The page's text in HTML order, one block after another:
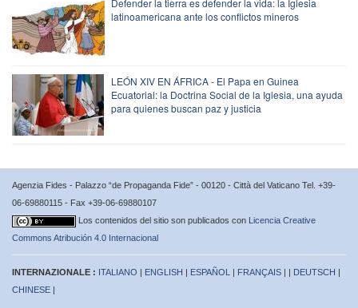
Defender la tierra es defender la vida: la Iglesia
latinoamericana ante los conflictos mineros
LEÓN XIV EN ÁFRICA - El Papa en Guinea
Ecuatorial: la Doctrina Social de la Iglesia, una ayuda
para quienes buscan paz y justicia
Agenzia Fides - Palazzo “de Propaganda Fide” - 00120 - Città del Vaticano Tel. +39-
06-69880115 - Fax +39-06-69880107
Los contenidos del sitio son publicados con Licencia Creative
Commons Atribución 4.0 Internacional
INTERNAZIONALE : ITALIANO | ENGLISH | ESPAÑOL | FRANÇAIS | | DEUTSCH |
CHINESE |